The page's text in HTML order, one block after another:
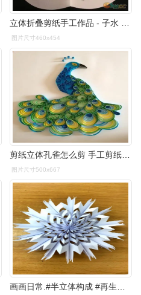
立体折叠剪纸手工作品 - 子水 - 子水的博客
图片尺寸460x454
图片尺寸500x667